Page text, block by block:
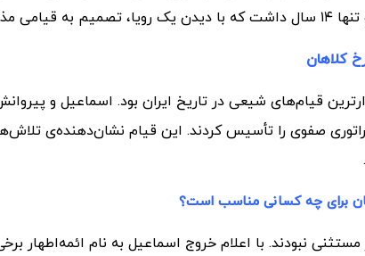
گرفت.
کلاهان
قیام‌های شیعی در تاریخ ایران بود. اسماعیل و
صفوی را تأسیس کردند. این قیام نشان‌دهنده‌ی
برای چه کسانی مناسب است؟
نبودند. با اعلام خروج اسماعیل به نام ائمه‌اطهار